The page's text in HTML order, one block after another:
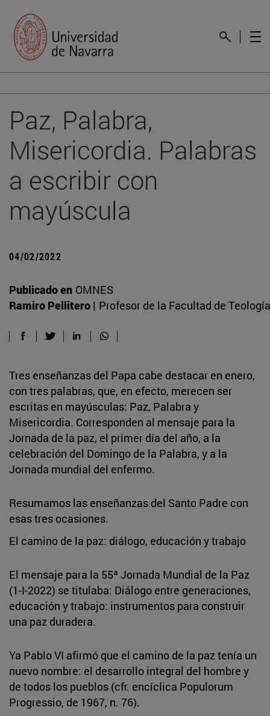
Paz, Palabra,
Misericordia. Palabras
a escribir con
mayúscula
04/02/2022
Publicado en OMNES
Ramiro Pellitero | Profesor de la Facultad de Teología
Tres enseñanzas del Papa cabe destacar en enero,
con tres palabras, que, en efecto, merecen ser
escritas en mayúsculas: Paz, Palabra y
Misericordia. Corresponden al mensaje para la
Jornada de la paz, el primer día del año, a la
celebración del Domingo de la Palabra, y a la
Jornada mundial del enfermo.
Resumamos las enseñanzas del Santo Padre con
esas tres ocasiones.
El camino de la paz: diálogo, educación y trabajo
El mensaje para la 55ª Jornada Mundial de la Paz
(1-I-2022) se titulaba: Diálogo entre generaciones,
educación y trabajo: instrumentos para construir
una paz duradera.
Ya Pablo VI afirmó que el camino de la paz tenía un
nuevo nombre: el desarrollo integral del hombre y
de todos los pueblos (cfr. encíclica Populorum
Progressio, de 1967, n. 76).